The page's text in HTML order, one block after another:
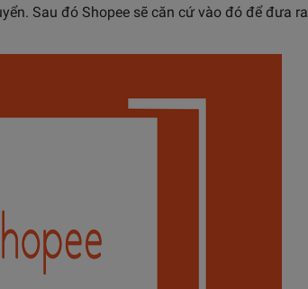
Sau đó Shopee sẽ căn cứ vào đó để đưa ra